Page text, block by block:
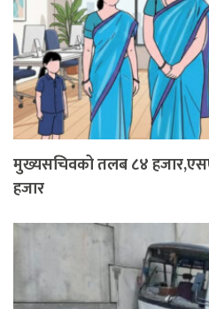
मुख्यसचिवको तलब ८४
हजार